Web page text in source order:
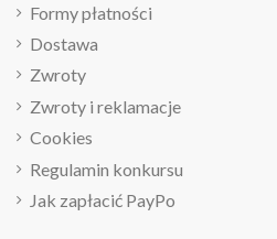
Formy płatności
Dostawa
Zwroty
Zwroty i reklamacje
Cookies
Regulamin konkursu
Jak zapłacić PayPo